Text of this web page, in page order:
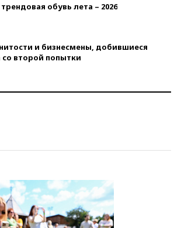
обувь лета – 2026
и бизнесмены, добившиеся
со второй попытки